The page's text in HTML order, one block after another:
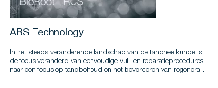
ABS Technology
In het steeds veranderende landschap van de tandheelkunde is
de focus veranderd van eenvoudige vul- en reparatieprocedures
naar een focus op tandbehoud en het bevorderen van regeneratie.